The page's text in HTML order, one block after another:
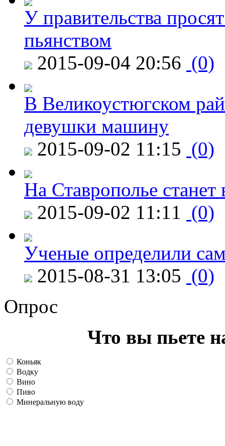
У правительства
пьянством
2015-09-04 20:56 (0)
В Великоустюгском
девушки машину
2015-09-02 11:15 (0)
На Ставрополье
2015-09-02 11:11 (0)
Ученые определили
2015-08-31 13:05 (0)
Опрос
Что вы пьете
Коньяк
Водку
Вино
Пиво
Минеральную воду